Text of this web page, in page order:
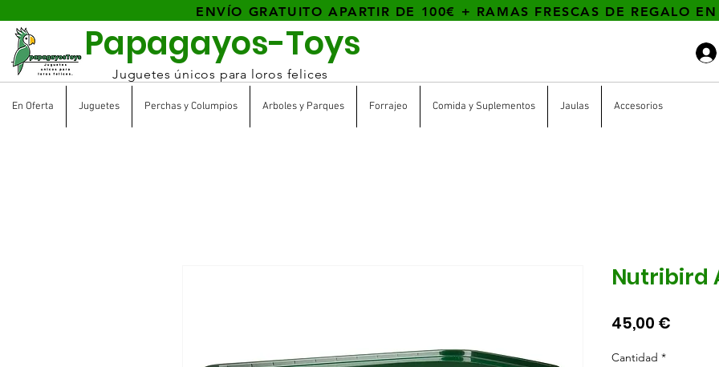
ENVÍO GRATUITO APARTIR DE 100€ + RAMAS FRESCAS DE REGALO
Papagayos-Toys
Juguetes únicos para loros felices
En Oferta Juguetes Perchas y Columpios Arboles y Parques Forrajeo Comida y Suplementos Jaulas Accesorios
Nutribird
45,00 €
Cantidad *